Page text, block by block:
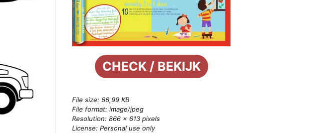
CHECK / BEKIJK
File size: 66,99 KB
File format: image/jpeg
Resolution: 866 × 613 pixels
License: Personal use only